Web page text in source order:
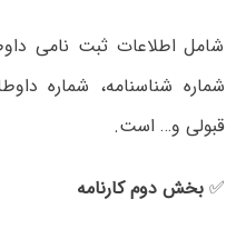
شامل اطلاعات ثبت نامی
شماره شناسنامه، شماره
قبولی و… است.
✅بخش دوم کارنامه